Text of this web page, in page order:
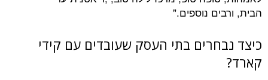
נוספים."
בתי העסק שעובדים עם קידי